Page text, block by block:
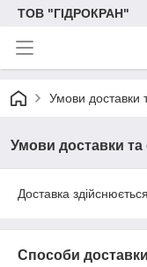
ТОВ "ГІДРОКРАН"
Умови доставки
Умови доставки та
Доставка
Способи доставки